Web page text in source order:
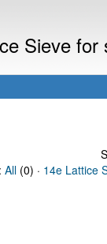
Sieve
All (0) · 14e Lattice